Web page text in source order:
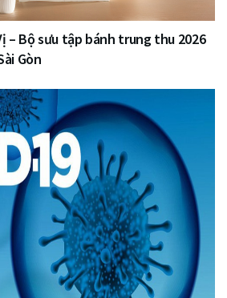
– Bộ sưu tập bánh trung thu 2026
Gòn